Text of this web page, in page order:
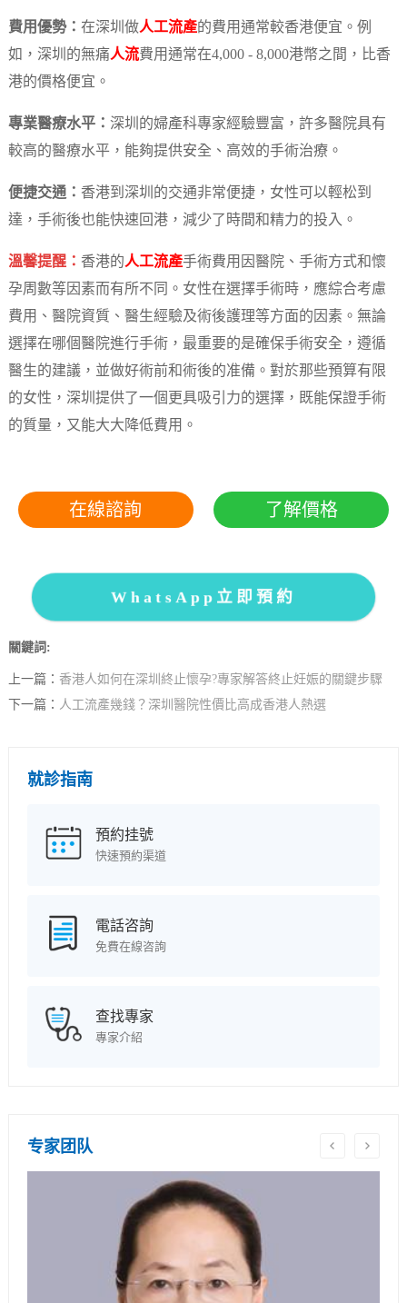
費用優勢： 在深圳做人工流產的費用通常較香港便宜。例
如，深圳的無痛人流費用通常在4,000 - 8,000港幣之間，比香
港的價格便宜。
專業醫療水平： 深圳的婦產科專家經驗豐富，許多醫院具有
較高的醫療水平，能夠提供安全、高效的手術治療。
便捷交通： 香港到深圳的交通非常便捷，女性可以輕松到
達，手術後也能快速回港，減少了時間和精力的投入。
溫馨提醒： 香港的人工流產手術費用因醫院、手術方式和懷
孕周數等因素而有所不同。女性在選擇手術時，應綜合考慮
費用、醫院資質、醫生經驗及術後護理等方面的因素。無論
選擇在哪個醫院進行手術，最重要的是確保手術安全，遵循
醫生的建議，並做好術前和術後的准備。對於那些預算有限
的女性，深圳提供了一個更具吸引力的選擇，既能保證手術
的質量，又能大大降低費用。
在線諮詢 了解價格
WhatsApp立即預約
關鍵詞:
上一篇： 香港人如何在深圳終止懷孕?專家解答終止妊娠的關鍵步驟
下一篇： 人工流產幾錢？深圳醫院性價比高成香港人熱選
就診指南
預約挂號
快速預約渠道
電話咨詢
免費在線咨詢
查找專家
專家介紹
专家团队